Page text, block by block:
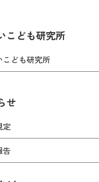
こども研究所
こども研究所
せ
定
告